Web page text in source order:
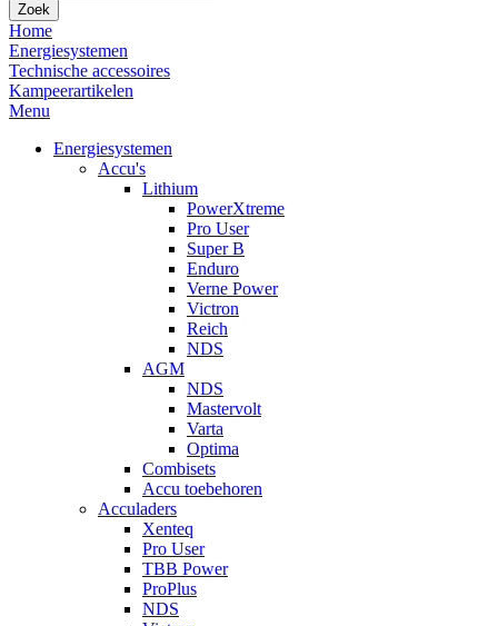
Zoek
Home
Energiesystemen
Technische accessoires
Kampeerartikelen
Menu
Energiesystemen
Accu's
Lithium
PowerXtreme
Pro User
Super B
Enduro
Verne Power
Victron
Reich
NDS
AGM
NDS
Mastervolt
Varta
Optima
Combisets
Accu toebehoren
Acculaders
Xenteq
Pro User
TBB Power
ProPlus
NDS